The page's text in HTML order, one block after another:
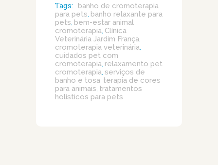
Tags:
banho de cromoterapia
para pets banho relaxante para
pets bem-estar animal
cromoterapia Clínica
Veterinária Jardim França
cromoterapia veterinária
cuidados pet com
cromoterapia relaxamento pet
cromoterapia serviços de
banho e tosa terapia de cores
para animais tratamentos
holísticos para pets